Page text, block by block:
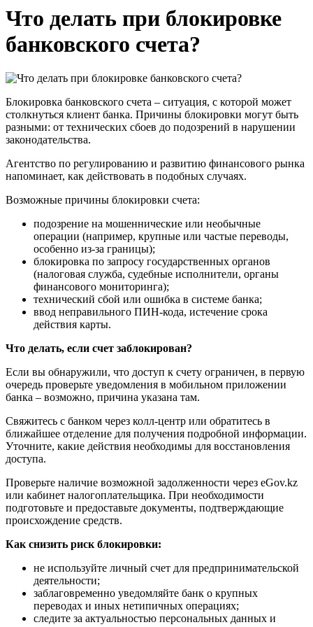
Что делать при блокировке
банковского счета?
Блокировка банковского счета – ситуация, с которой может
столкнуться клиент банка. Причины блокировки могут быть
разными: от технических сбоев до подозрений в нарушении
законодательства.
Агентство по регулированию и развитию финансового рынка
напоминает, как действовать в подобных случаях.
Возможные причины блокировки счета:
подозрение на мошеннические или необычные
операции (например, крупные или частые переводы,
особенно из-за границы);
блокировка по запросу государственных органов
(налоговая служба, судебные исполнители, органы
финансового мониторинга);
технический сбой или ошибка в системе банка;
ввод неправильного ПИН-кода, истечение срока
действия карты.
Что делать, если счет заблокирован?
Если вы обнаружили, что доступ к счету ограничен, в первую
очередь проверьте уведомления в мобильном приложении
банка – возможно, причина указана там.
Свяжитесь с банком через колл-центр или обратитесь в
ближайшее отделение для получения подробной информации.
Уточните, какие действия необходимы для восстановления
доступа.
Проверьте наличие возможной задолженности через eGov.kz
или кабинет налогоплательщика. При необходимости
подготовьте и предоставьте документы, подтверждающие
происхождение средств.
Как снизить риск блокировки:
не используйте личный счет для предпринимательской
деятельности;
заблаговременно уведомляйте банк о крупных
переводах и иных нетипичных операциях;
следите за актуальностью персональных данных и